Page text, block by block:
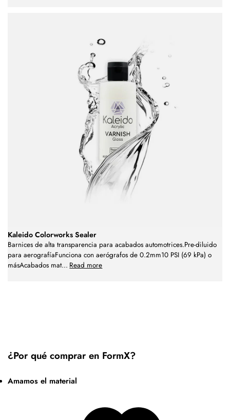
Kaleido Colorworks Sealer
Barnices de alta transparencia para acabados automotrices.Pre-diluido
para aerografíaFunciona con aerógrafos de 0.2mm10 PSI (69 kPa) o
másAcabados mat... Read more
¿Por qué comprar en FormX?
Amamos el material